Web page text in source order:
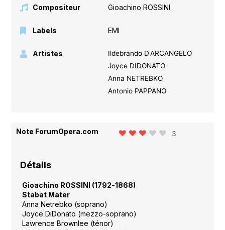
Compositeur Gioachino ROSSINI
Labels EMI
Artistes
Ildebrando D'ARCANGELO
Joyce DIDONATO
Anna NETREBKO
Antonio PAPPANO
Note ForumOpera.com 3
Détails
Gioachino ROSSINI (1792-1868)
Stabat Mater
Anna Netrebko (soprano)
Joyce DiDonato (mezzo-soprano)
Lawrence Brownlee (ténor)